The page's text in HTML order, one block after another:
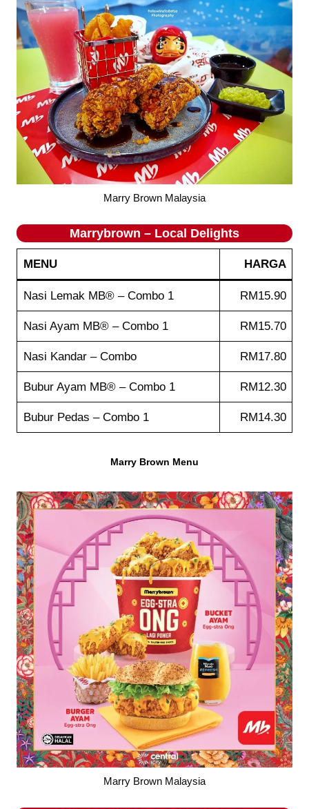
Marry Brown Malaysia
Marrybrown – Local Delights
MENU HARGA
Nasi Lemak MB® – Combo 1 RM15.90
Nasi Ayam MB® – Combo 1 RM15.70
Nasi Kandar – Combo RM17.80
Bubur Ayam MB® – Combo 1 RM12.30
Bubur Pedas – Combo 1 RM14.30
Marry Brown Menu
Marry Brown Malaysia